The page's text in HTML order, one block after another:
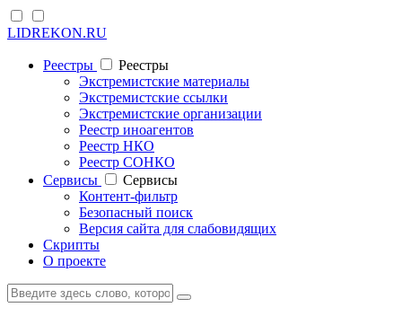
LIDREKON.RU
Реестры
Реестры
Экстремистские материалы
Экстремистские ссылки
Экстремистские организации
Реестр иноагентов
Реестр НКО
Реестр СОНКО
Cервисы
Cервисы
Контент-фильтр
Безопасный поиск
Версия сайта для слабовидящих
Скрипты
О проекте